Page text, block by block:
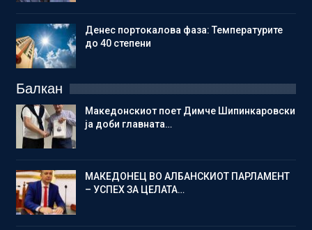
Денес портокалова фаза: Температурите
до 40 степени
Балкан
Македонскиот поет Димче Шипинкаровски
ја доби главната…
МАКЕДОНЕЦ ВО АЛБАНСКИОТ ПАРЛАМЕНТ
– УСПЕХ ЗА ЦЕЛАТА…